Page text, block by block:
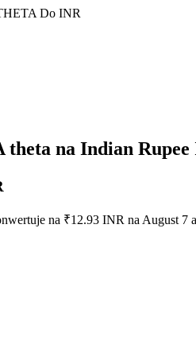
USDT jako zabezpieczenie
Do INR
theta na Indian Rupee
na ₹12.93 INR na August 7